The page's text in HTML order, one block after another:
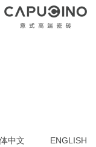
中文 ENGLISH